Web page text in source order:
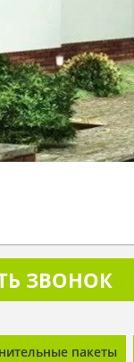
ЗВОНОК
пакеты